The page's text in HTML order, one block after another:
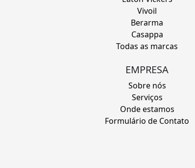
Vivoil
Berarma
Casappa
Todas as marcas
EMPRESA
Sobre nós
Serviços
Onde estamos
Formulário de Contato